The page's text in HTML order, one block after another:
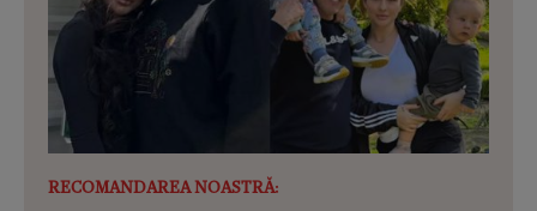
RECOMANDAREA NOASTRĂ: